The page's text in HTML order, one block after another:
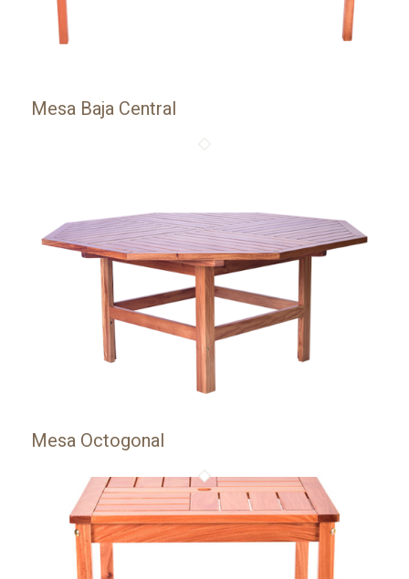
Mesa Baja Central
Mesa Octogonal